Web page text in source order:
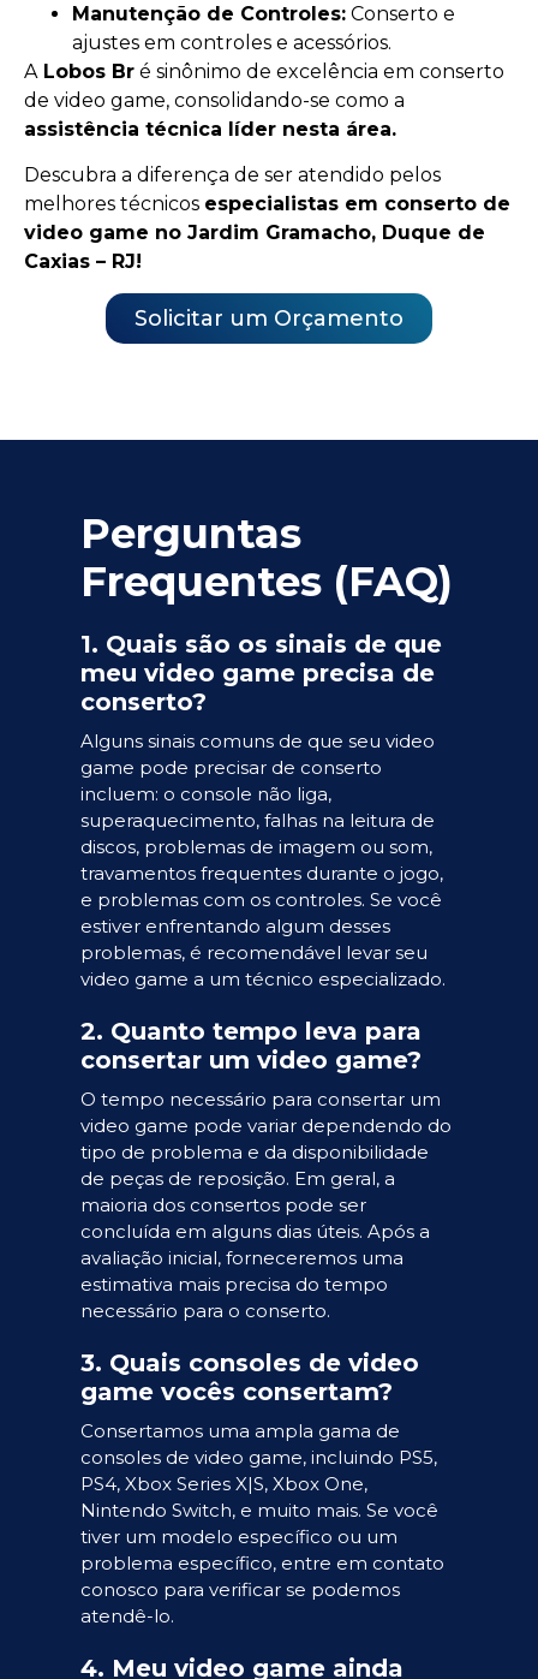
Manutenção de Controles: Conserto e
ajustes em controles e acessórios.
A Lobos Br é sinônimo de excelência em conserto
de video game, consolidando-se como a
assistência técnica líder nesta área.
Descubra a diferença de ser atendido pelos
melhores técnicos especialistas em conserto de
video game no Jardim Gramacho, Duque de
Caxias – RJ!
Solicitar um Orçamento
Perguntas
Frequentes (FAQ)
1. Quais são os sinais de que
meu video game precisa de
conserto?
Alguns sinais comuns de que seu video
game pode precisar de conserto
incluem: o console não liga,
superaquecimento, falhas na leitura de
discos, problemas de imagem ou som,
travamentos frequentes durante o jogo,
e problemas com os controles. Se você
estiver enfrentando algum desses
problemas, é recomendável levar seu
video game a um técnico especializado.
2. Quanto tempo leva para
consertar um video game?
O tempo necessário para consertar um
video game pode variar dependendo do
tipo de problema e da disponibilidade
de peças de reposição. Em geral, a
maioria dos consertos pode ser
concluída em alguns dias úteis. Após a
avaliação inicial, forneceremos uma
estimativa mais precisa do tempo
necessário para o conserto.
3. Quais consoles de video
game vocês consertam?
Consertamos uma ampla gama de
consoles de video game, incluindo PS5,
PS4, Xbox Series X|S, Xbox One,
Nintendo Switch, e muito mais. Se você
tiver um modelo específico ou um
problema específico, entre em contato
conosco para verificar se podemos
atendê-lo.
4. Meu video game ainda